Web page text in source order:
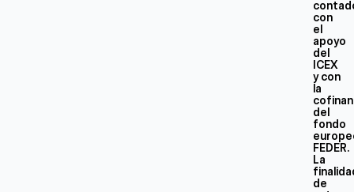
con
el
apoyo
del
ICEX
y con
la
del
fondo
FEDER.
La
de